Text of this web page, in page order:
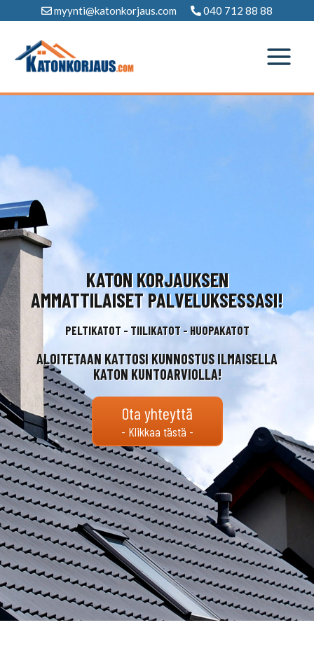
sisältöön
myynti@katonkorjaus.com 040 712 88 88
KATON KORJAUKSEN
AMMATTILAISET PALVELUKSESSASI!
PELTIKATOT - TIILIKATOT - HUOPAKATOT
ALOITETAAN KATTOSI KUNNOSTUS ILMAISELLA
KATON KUNTOARVIOLLA!
Ota yhteyttä